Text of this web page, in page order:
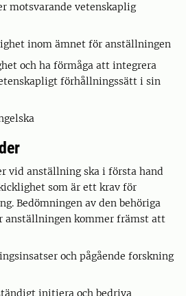
motsvarande vetenskaplig
inom ämnet för anställningen
och ha förmåga att integrera
förhållningssätt i sin
vid anställning ska i första hand
som är ett krav för
Bedömningen av den behöriga
anställningen kommer främst att
och pågående forskning
initiera och bedriva